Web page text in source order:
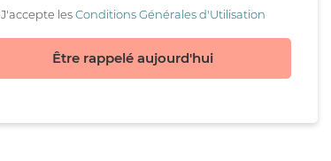
J'accepte lesConditions Générales d'Utilisation
Être rappelé aujourd'hui